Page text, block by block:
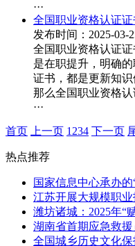
···
全国职业资格认证证
发布时间：2025-03-
全国职业资格认证
是在职提升，明确
证书，都是更新知识
那么全国职业资格
···
首页 上一页 1234 下一页
热点推荐
国家信息中心承办的
江苏开展大规模职业
潍坊诸城：2025年“
湖南省首期应急救援
全国城乡历史文化保